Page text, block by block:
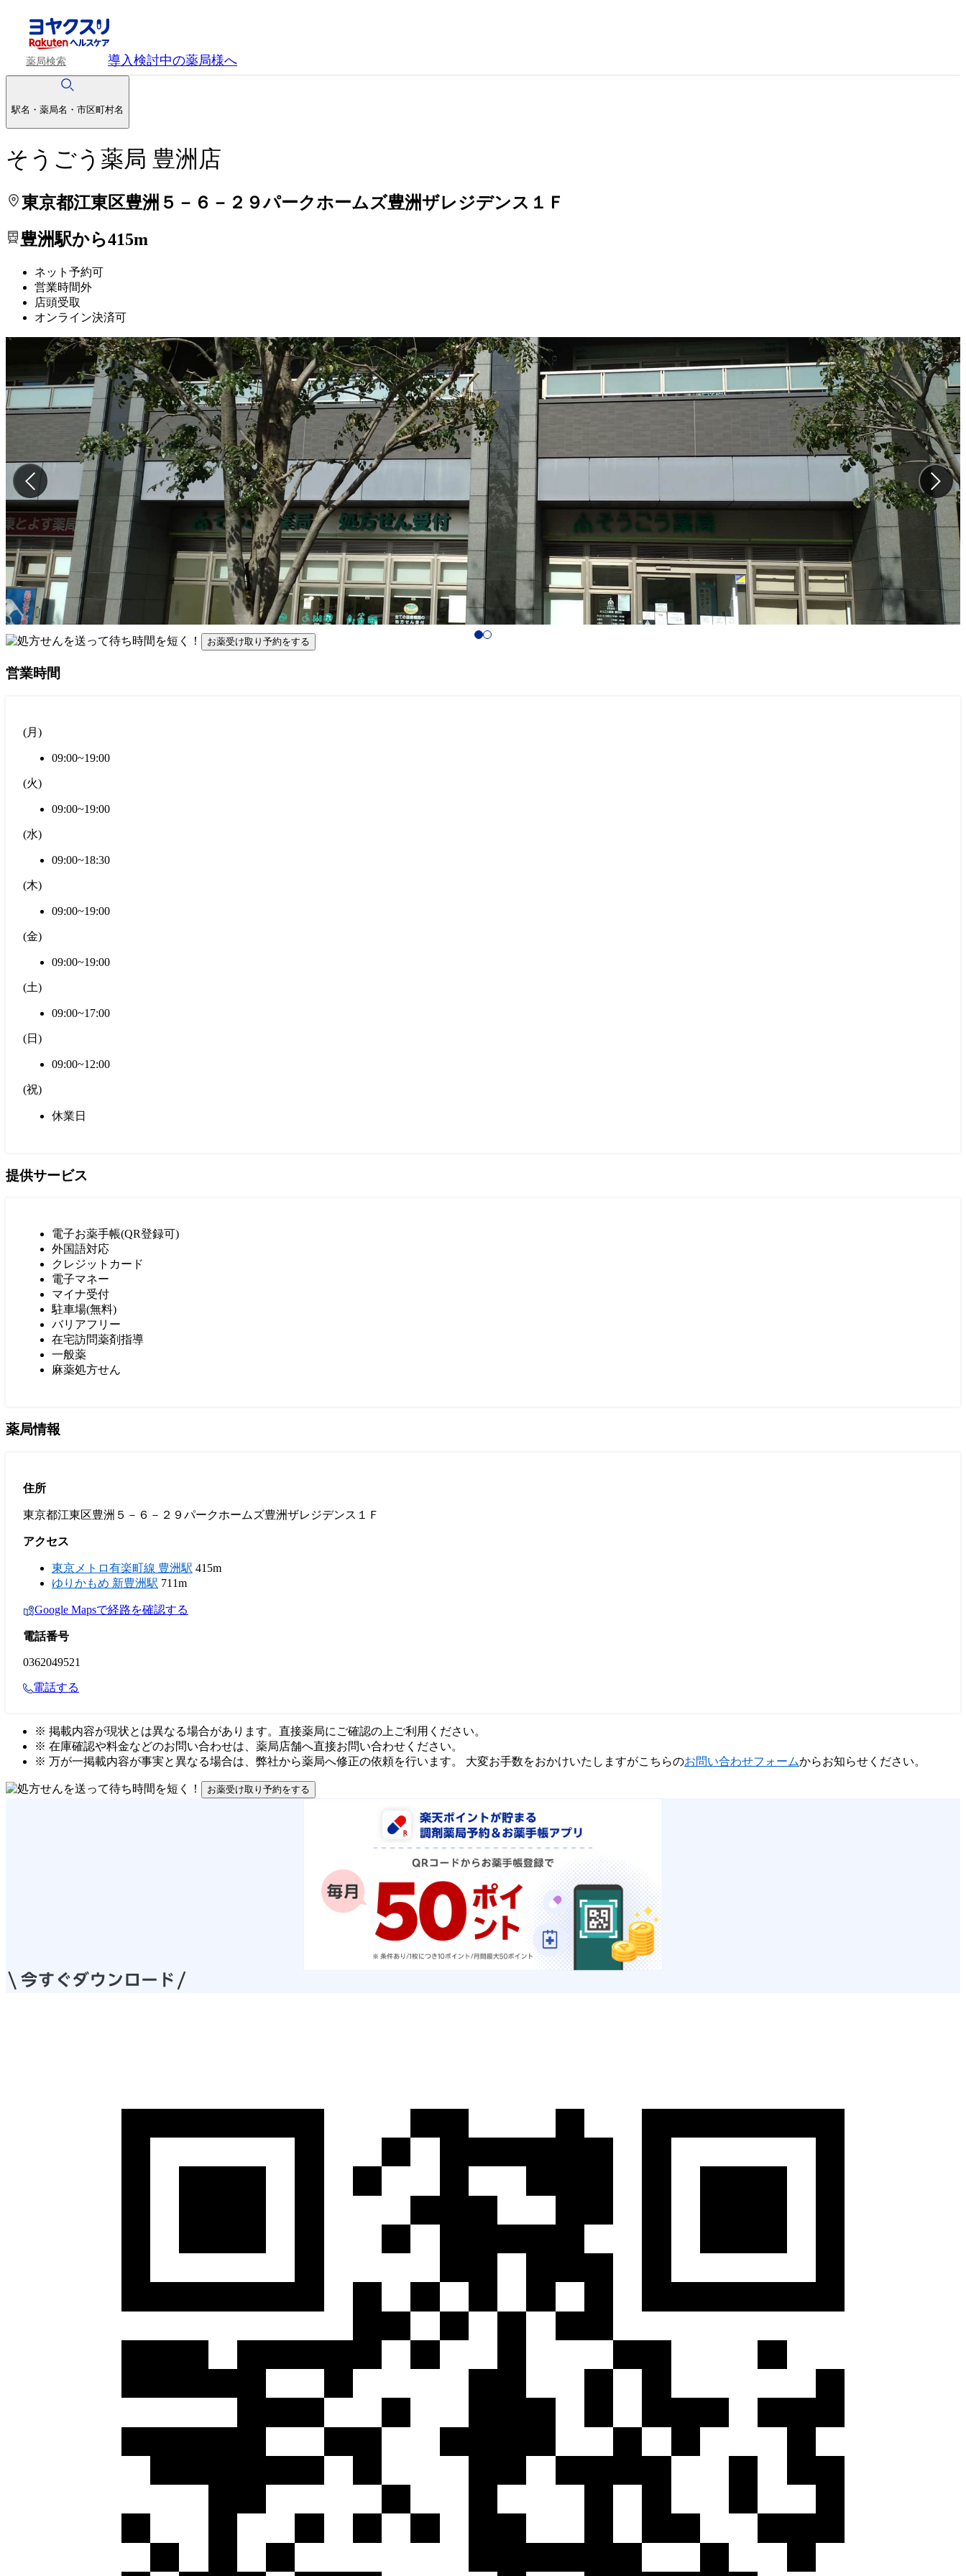
薬局検索 導入検討中の薬局様へ
駅名・薬局名・市区町村名
そうごう薬局 豊洲店
東京都江東区豊洲５－６－２９パークホームズ豊洲ザレジデンス１Ｆ
豊洲駅から415m
ネット予約可
営業時間外
店頭受取
オンライン決済可
処方せんを送って待ち時間を短く！
お薬受け取り予約をする
営業時間
(月 )
09:00~19:00
(火)
09:00~19:00
(水)
09:00~18:30
(木)
09:00~19:00
(金)
09:00~19:00
(土)
09:00~17:00
(日 )
09:00~12:00
(祝)
休業日
提供サービス
電子お薬手帳(QR登録可)
外国語対応
クレジットカード
電子マネー
マイナ受付
駐車場(無料)
バリアフリー
在宅訪問薬剤指導
一般薬
麻薬処方せん
薬局情報
住所
東京都江東区豊洲５－６－２９パークホームズ豊洲ザレジデンス１Ｆ
アクセス
東京メトロ有楽町線 豊洲駅 415m
ゆりかもめ 新豊洲駅 711m
Google Mapsで経路を確認する
電話番号
0362049521
電話する
※ 掲載内容が現状とは異なる場合があります。直接薬局にご確認の上ご利用ください。
※ 在庫確認や料金などのお問い合わせは、薬局店舗へ直接お問い合わせください。
※ 万が一掲載内容が事実と異なる場合は、弊社から薬局へ修正の依頼を行います。 大変お手数をおかけいたしますがこちらのお問い合わせフォームからお知らせください。
処方せんを送って待ち時間を短く！
お薬受け取り予約をする